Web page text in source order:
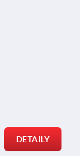
DETAILY